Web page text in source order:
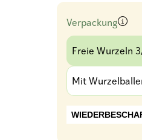
Verpackung
Freie Wurzeln
Mit